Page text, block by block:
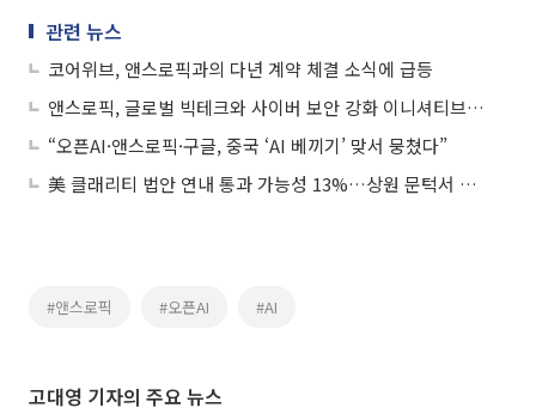
관련 뉴스
코어위브, 앤스로픽과의 다년 계약 체결 소식에 급등
앤스로픽, 글로벌 빅테크와 사이버 보안 강화 이니셔티브 '프로젝트 글래스윙' 출범
“오픈AI·앤스로픽·구글, 중국 ‘AI 베끼기’ 맞서 뭉쳤다”
美 클래리티 법안 연내 통과 가능성 13%…상원 문턱서 제동
#앤스로픽 #오픈AI #AI
고대영 기자의 주요 뉴스